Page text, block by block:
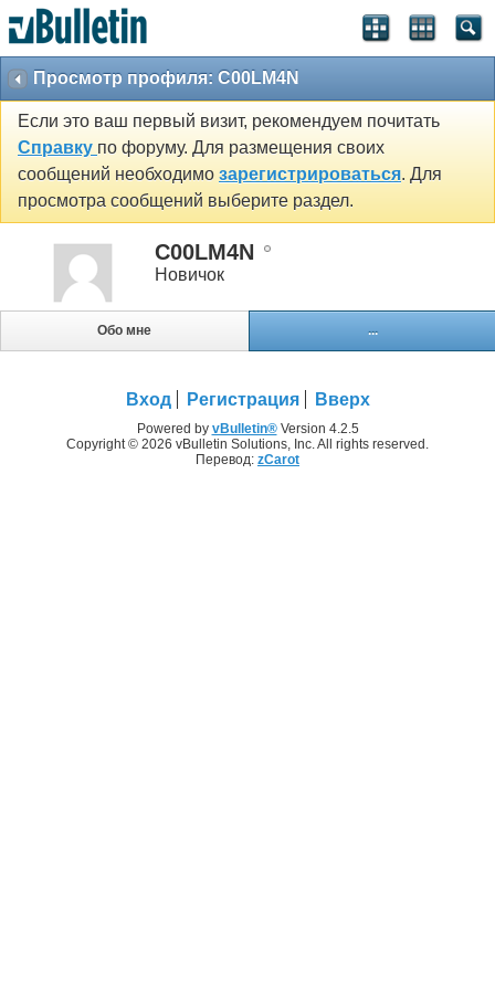
Просмотр профиля: C00LM4N
Если это ваш первый визит, рекомендуем почитать
Справку по форуму. Для размещения своих
сообщений необходимо зарегистрироваться. Для
просмотра сообщений выберите раздел.
C00LM4N
Новичок
Обо мне ...
Вход Регистрация Вверх
Powered by vBulletin®Version 4.2.5
Copyright © 2026 vBulletin Solutions, Inc. All rights reserved.
Перевод: zCarot